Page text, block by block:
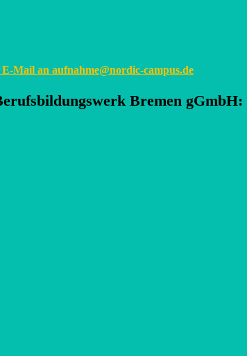
E-Mail an aufnahme@nordic-campus.de
Bremen gGmbH: